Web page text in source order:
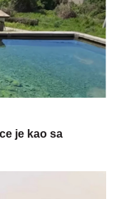
je kao sa